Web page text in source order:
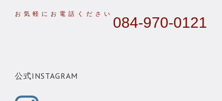
084-970-0121
公式INSTAGRAM